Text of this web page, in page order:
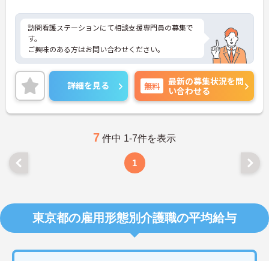
訪問看護ステーションにて相談支援専門員の募集で
す。
ご興味のある方はお問い合わせください。
詳細を見る 無料
最新の募集状況を問
い合わせる
7 件中 1-7件を表示
1
東京都の雇用形態別介護職の平均給与